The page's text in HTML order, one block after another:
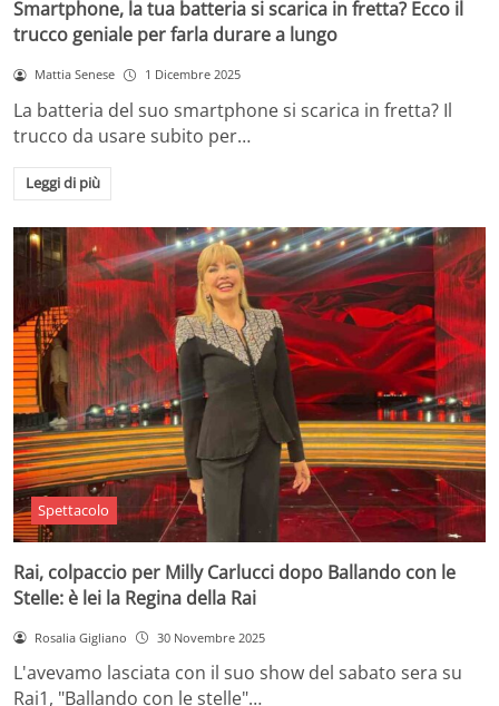
Smartphone, la tua batteria si scarica in fretta? Ecco il
trucco geniale per farla durare a lungo
Mattia Senese 1 Dicembre 2025
La batteria del suo smartphone si scarica in fretta? Il
trucco da usare subito per…
Leggi di più
Spettacolo
Rai, colpaccio per Milly Carlucci dopo Ballando con le
Stelle: è lei la Regina della Rai
Rosalia Gigliano 30 Novembre 2025
L'avevamo lasciata con il suo show del sabato sera su
Rai1, "Ballando con le stelle"…